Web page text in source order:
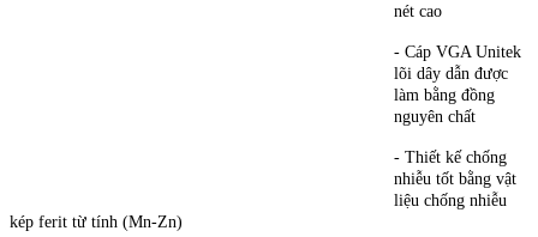
nét cao
- Cáp VGA Unitek
lõi dây dẫn được
làm bằng đồng
nguyên chất
- Thiết kế chống
nhiễu tốt bằng vật
liệu chống nhiễu
kép ferit từ tính (Mn-Zn)